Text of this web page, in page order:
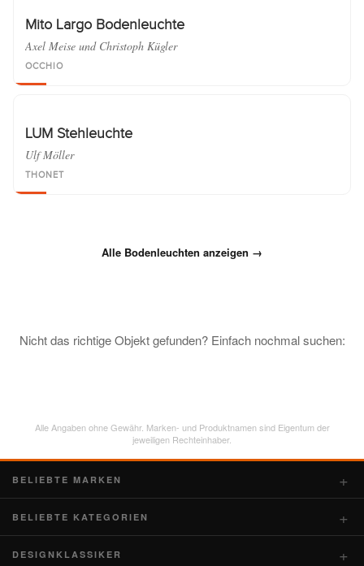
Mito Largo Bodenleuchte
Axel Meise und Christoph Kügler
OCCHIO
LUM Stehleuchte
Ulf Möller
THONET
Alle Bodenleuchten anzeigen →
Nicht das richtige Objekt gefunden? Einfach nochmal suchen:
Alle Angaben ohne Gewähr. Marken- und Produktnamen sind Eigentum der
jeweiligen Rechteinhaber.
BELIEBTE MARKEN
BELIEBTE KATEGORIEN
DESIGNKLASSIKER